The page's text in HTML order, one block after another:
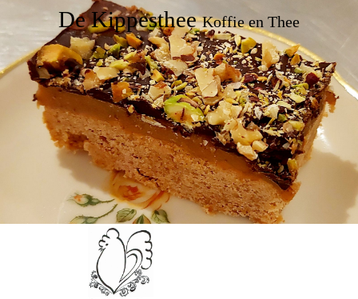
De Kippesthee Koffie en Thee